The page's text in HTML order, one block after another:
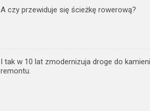
A czy przewiduje się ścieżkę rowerową?
I tak w 10 lat zmodernizuja droge do
remontu.